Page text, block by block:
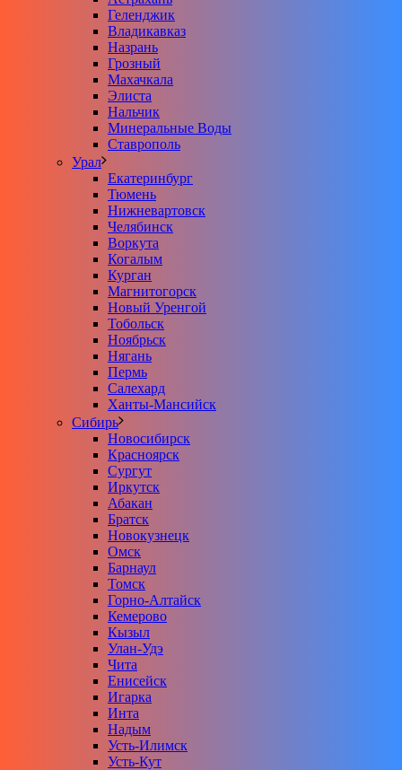
Геленджик
Владикавказ
Назрань
Грозный
Махачкала
Элиста
Нальчик
Минеральные Воды
Ставрополь
Урал
Екатеринбург
Тюмень
Нижневартовск
Челябинск
Воркута
Когалым
Курган
Магнитогорск
Новый Уренгой
Тобольск
Ноябрьск
Нягань
Пермь
Салехард
Ханты-Мансийск
Сибирь
Новосибирск
Красноярск
Сургут
Иркутск
Абакан
Братск
Новокузнецк
Омск
Барнаул
Томск
Горно-Алтайск
Кемерово
Кызыл
Улан-Удэ
Чита
Енисейск
Игарка
Инта
Надым
Усть-Илимск
Усть-Кут